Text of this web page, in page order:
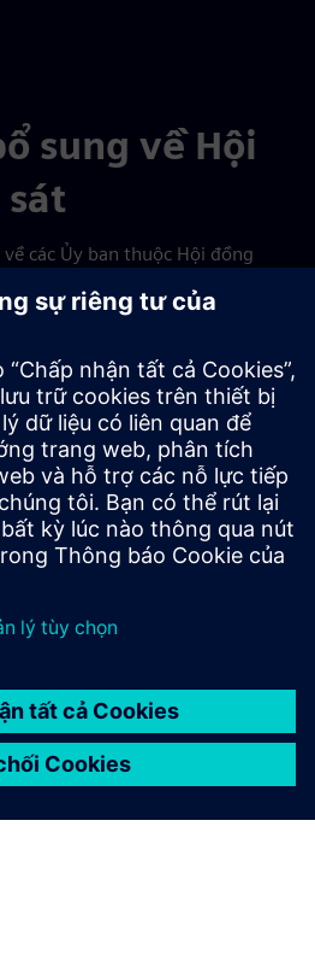
sung về Hội
sát
các Ủy ban thuộc Hội đồng
quan về cơ cấu thành phần
khác nhau thuộc Hội đồng
tượng cụ thể để tìm hiểu thêm
ban.
about the committees of the